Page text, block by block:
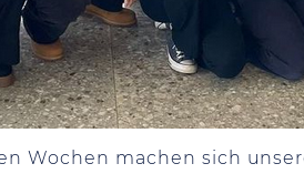
Wochen machen sich